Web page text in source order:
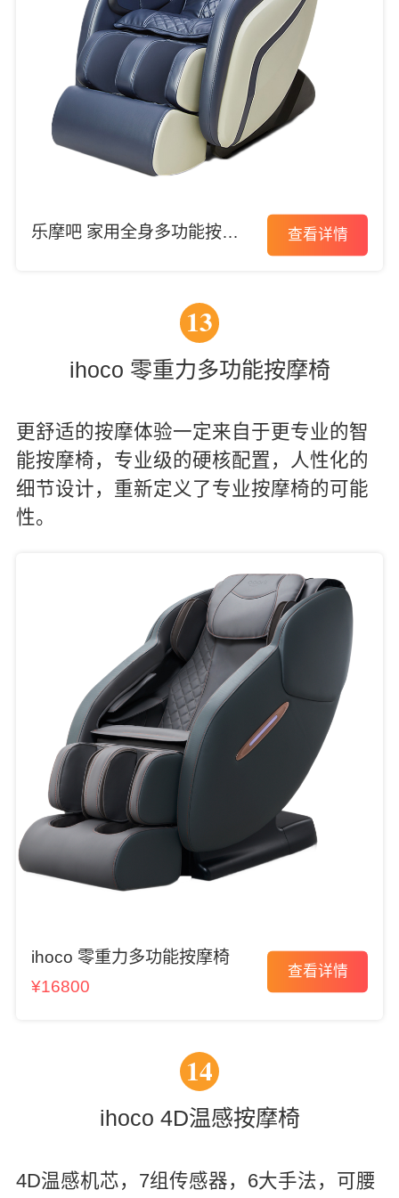
乐摩吧 家用全身多功能按摩
查看详情
13
ihoco 零重力多功能按摩椅
更舒适的按摩体验一定来自于更专业的智
能按摩椅，专业级的硬核配置，人性化的
细节设计，重新定义了专业按摩椅的可能
性。
ihoco 零重力多功能按摩椅
¥16800
查看详情
14
ihoco 4D温感按摩椅
4D温感机芯，7组传感器，6大手法，可腰